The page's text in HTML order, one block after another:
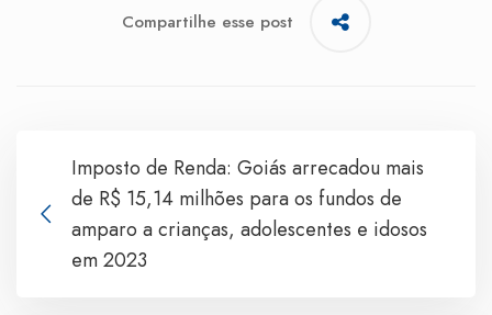
Compartilhe esse post
Imposto de Renda: Goiás arrecadou mais
de R$ 15,14 milhões para os fundos de
amparo a crianças, adolescentes e idosos
em 2023